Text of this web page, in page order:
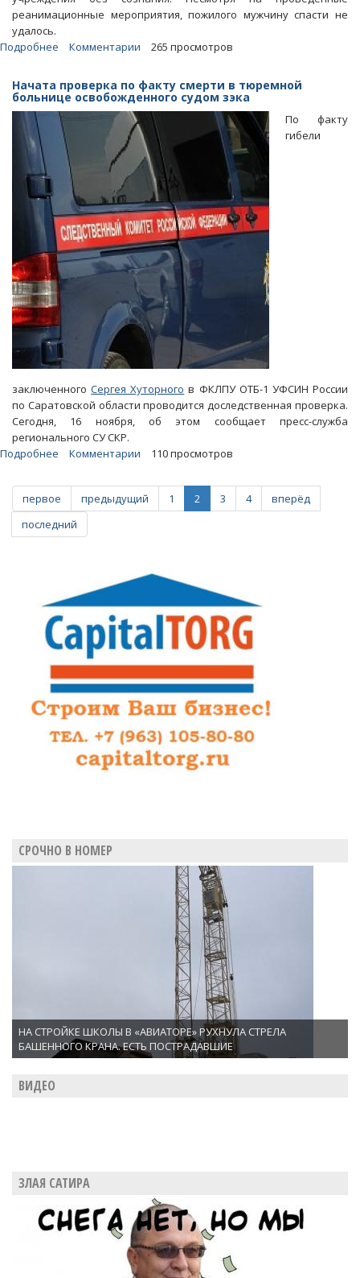
реанимационные мероприятия, пожилого мужчину спасти не
удалось.
Подробнее
под
окнами
больницы
умер
пенсионер
Комментарии 265 просмотров
Начата проверка по факту смерти в тюремной
больнице освобожденного судом зэка
По факту
гибели
заключенногоСергея Хуторного в ФКЛПУ ОТБ-1 УФСИН России
по Саратовской области проводится доследственная проверка.
Сегодня, 16 ноября, об этом сообщает пресс-служба
регионального СУ СКР.
Подробнее
проверка
по
факту
смерти
больнице
освобожденного
судом
зэка
Комментарии 110 просмотров
первое предыдущий 1 2 3 4
вперёд
последний
СРОЧНО В НОМЕР
НА СТРОЙКЕ ШКОЛЫ В «АВИАТОРЕ» РУХНУЛА СТРЕЛА
БАШЕННОГО КРАНА. ЕСТЬ ПОСТРАДАВШИЕ
ВИДЕО
ЗЛАЯ САТИРА